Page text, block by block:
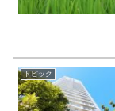
トピック